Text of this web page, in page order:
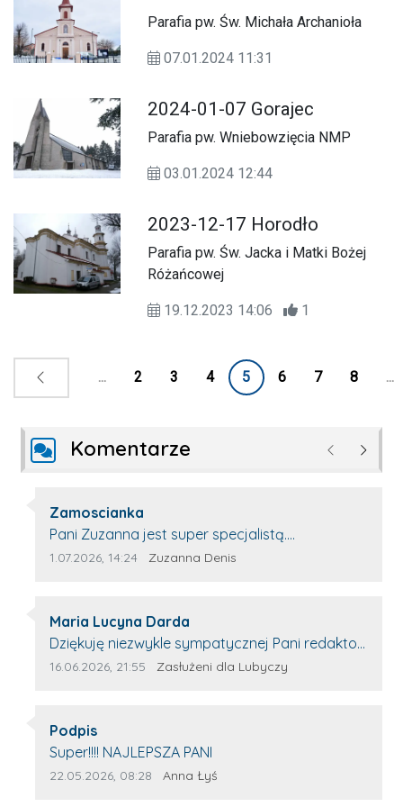
Parafia pw. Św. Michała Archanioła
07.01.2024 11:31
2024-01-07 Gorajec
Parafia pw. Wniebowzięcia NMP
03.01.2024 12:44
2023-12-17 Horodło
Parafia pw. Św. Jacka i Matki Bożej
Różańcowej
19.12.2023 14:06 1
... 2 3 4 5 6 7 8 ...
Komentarze Poprzednie
Autor komentarza:
Zamoscianka
Treść komentarza:
Pani Zuzanna jest super specjalistą.
Korzystamy z moim pieskiem z jej pomocy i
Data dodania komentarza:
1.07.2026, 14:24 Źródło komentarza:
Zuzanna Denis
Autor komentarza:
Maria Lucyna Darda
Treść komentarza:
Dziękuję niezwykle sympatycznej Pani redaktor
Annie Niderla-Kadach za profesjonalnie
głos.
Data dodania komentarza:
16.06.2026, 21:55 Źródło komentarza:
Zasłużeni dla Lubyczy
Autor komentarza:
Podpis
Treść komentarza:
Super!!!! NAJLEPSZA PANI
Data dodania komentarza:
22.05.2026, 08:28 Źródło komentarza:
Anna Łyś